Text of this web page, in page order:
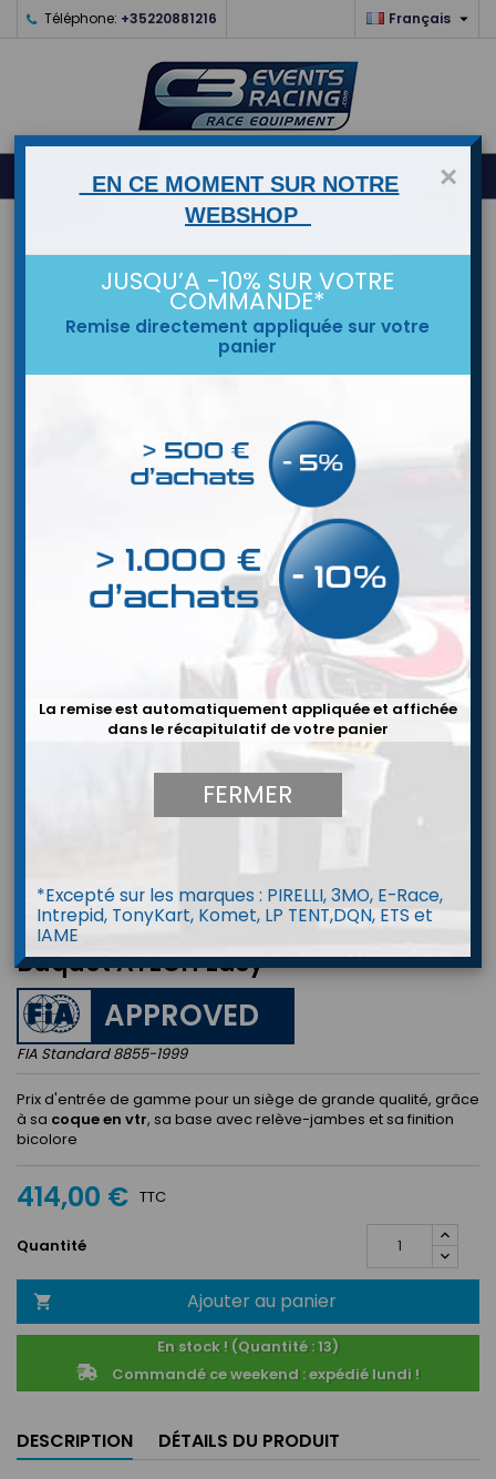
Téléphone: +35220881216 Français 
  0
Baquet ATECH Easy
APPROVED
FIA Standard 8855-1999
Prix d'entrée de gamme pour un siège de grande qualité, grâce
à sa coque en vtr, sa base avec relève-jambes et sa finition
bicolore
414,00 € TTC
Quantité
 Ajouter au panier
En stock ! (Quantité : 13)
Commandé ce weekend : expédié lundi !
DESCRIPTION DÉTAILS DU PRODUIT
×
EN CE MOMENT SUR NOTRE
WEBSHOP
JUSQU’A -10% SUR VOTRE
COMMANDE*
Remise directement appliquée sur votre
panier
La remise est automatiquement appliquée et affichée
dans le récapitulatif de votre panier
FERMER
*Excepté sur les marques : PIRELLI, 3MO, E-Race,
Intrepid, TonyKart, Komet, LP TENT,DQN, ETS et
IAME